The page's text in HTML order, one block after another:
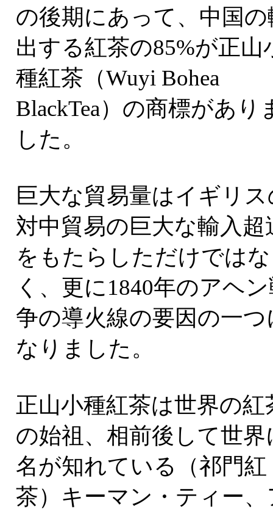
の後期にあって、中国の
出する紅茶の85%が正山
種紅茶（Wuyi Bohea
BlackTea）の商標があり
した。
巨大な貿易量はイギリス
対中貿易の巨大な輸入超
をもたらしただけではな
く、更に1840年のアヘ
争の導火線の要因の一つ
なりました。
正山小種紅茶は世界の紅
の始祖、相前後して世界
名が知れている（祁門紅
茶）キーマン・ティー、